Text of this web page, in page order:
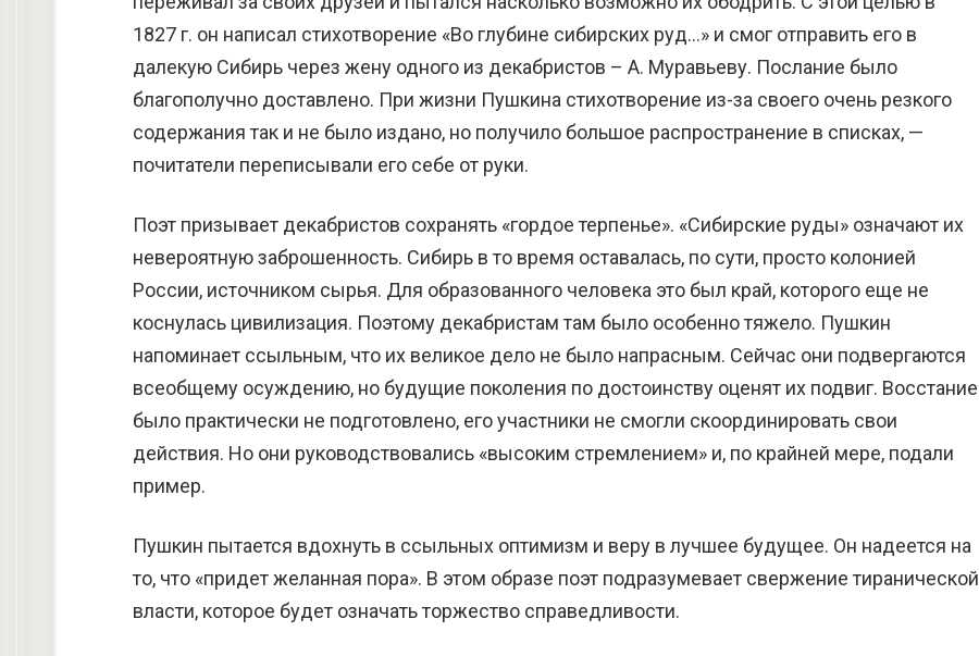
1827 г. он написал стихотворение «Во глубине сибирских руд…» и смог отправить его в
далекую Сибирь через жену одного из декабристов – А. Муравьеву. Послание было
благополучно доставлено. При жизни Пушкина стихотворение из-за своего очень резкого
содержания так и не было издано, но получило большое распространение в списках, —
почитатели переписывали его себе от руки.
Поэт призывает декабристов сохранять «гордое терпенье». «Сибирские руды» означают их
невероятную заброшенность. Сибирь в то время оставалась, по сути, просто колонией
России, источником сырья. Для образованного человека это был край, которого еще не
коснулась цивилизация. Поэтому декабристам там было особенно тяжело. Пушкин
напоминает ссыльным, что их великое дело не было напрасным. Сейчас они подвергаются
всеобщему осуждению, но будущие поколения по достоинству оценят их подвиг. Восстание
было практически не подготовлено, его участники не смогли скоординировать свои
действия. Но они руководствовались «высоким стремлением» и, по крайней мере, подали
пример.
Пушкин пытается вдохнуть в ссыльных оптимизм и веру в лучшее будущее. Он надеется на
то, что «придет желанная пора». В этом образе поэт подразумевает свержение тиранической
власти, которое будет означать торжество справедливости.